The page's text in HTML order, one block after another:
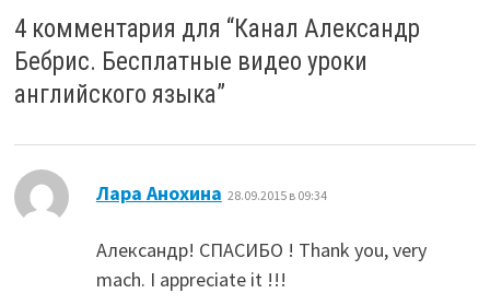
4 комментария для “Канал Александр
Бебрис. Бесплатные видео уроки
английского языка”
Лара Анохина 28.09.2015 в 09:34
Александр! СПАСИБО ! Thank you, very
mach. I appreciate it !!!